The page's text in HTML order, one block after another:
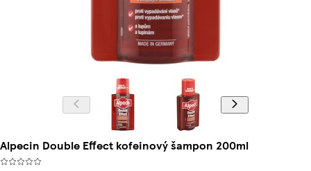
Alpecin Double Effect kofeinový šampon 200ml